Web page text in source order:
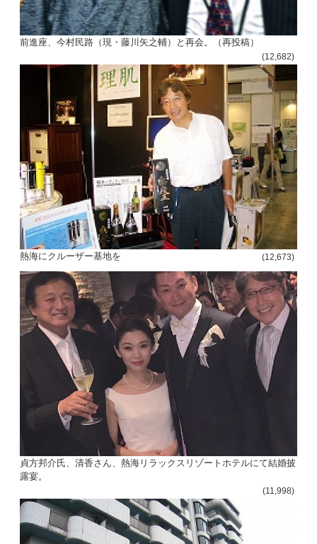
前進座、今村民路（現・藤川矢之輔）と再会。（再投稿）
(12,682)
熱海にクルーザー基地を (12,673)
貞方邦介氏、清香さん、熱海リラックスリゾートホテルにて結婚披
露宴。
(11,998)